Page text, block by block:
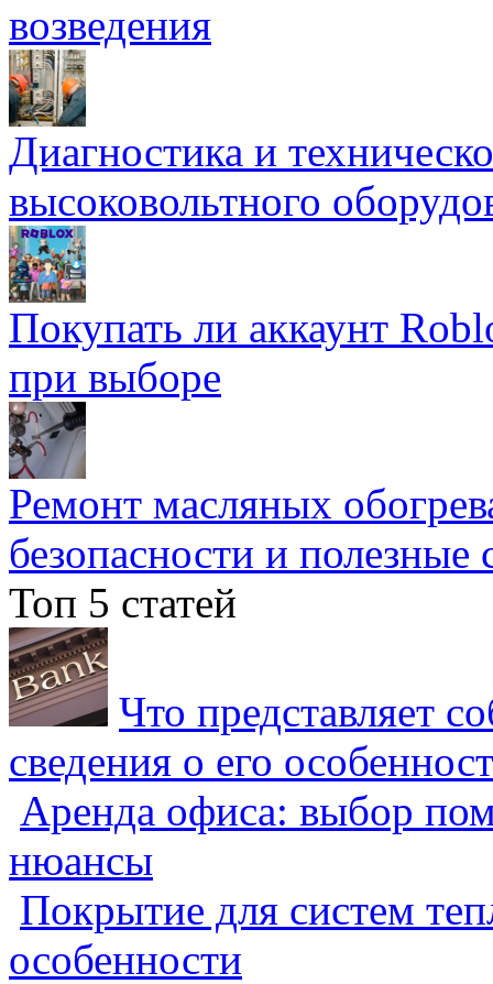
возведения
Диагностика и
высоковольтного
Покупать ли аккаунт
при выборе
Ремонт масляных
безопасности и полезные
Топ 5 статей
Что представляет
сведения о его
Аренда офиса: выбор
нюансы
Покрытие для систем
особенности